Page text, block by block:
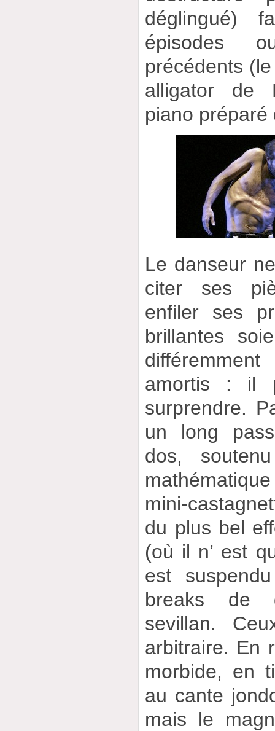
déglingué)
épisodes
précédents
alligator de
piano préparé
Le danseur
citer ses
enfiler ses
brillantes
amortis : il
surprendre.
un long
dos,
mini-
du plus bel
(où il n’ est
est
breaks de
sevillan.
arbitraire. En
morbide, en
au cante
mais le